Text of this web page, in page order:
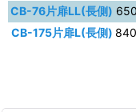
CB-76片扉LL(長側)
CB-175片扉L(長側)